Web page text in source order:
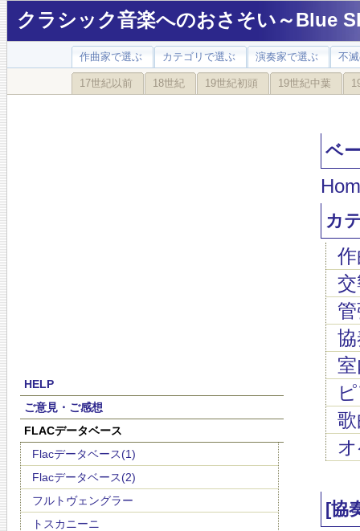
クラシック音楽へのおさそい～Blue
作曲家で選ぶ カテゴリで選ぶ 演奏家で選ぶ 不
17世紀以前 18世紀 19世紀初頭 19世紀中葉
HELP
ご意見・ご感想
FLACデータベース
Flacデータベース(1)
Flacデータベース(2)
フルトヴェングラー
トスカニーニ
ベ
カ
[協